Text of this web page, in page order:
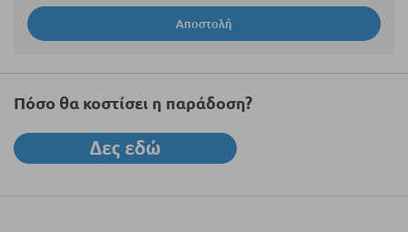
Αποστολή
Πόσο θα κοστίσει η παράδοση?